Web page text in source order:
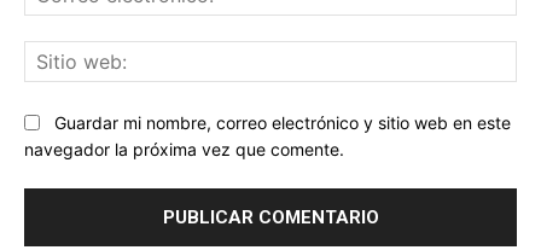
Guardar mi nombre, correo electrónico y sitio web en este
navegador la próxima vez que comente.